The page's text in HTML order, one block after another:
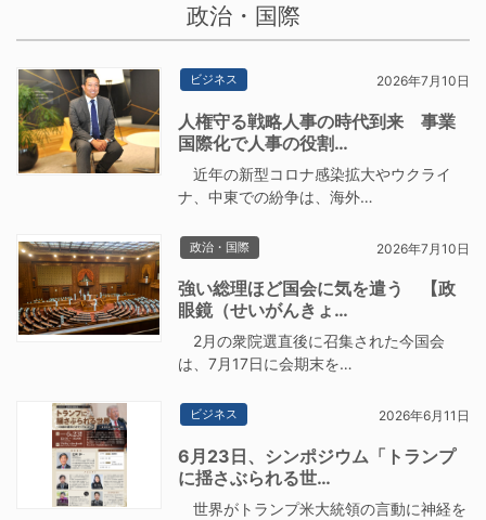
政治・国際
ビジネス 2026年7月10日
人権守る戦略人事の時代到来 事業
国際化で人事の役割…
近年の新型コロナ感染拡大やウクライ
ナ、中東での紛争は、海外…
政治・国際 2026年7月10日
強い総理ほど国会に気を遣う 【政
眼鏡（せいがんきょ…
2月の衆院選直後に召集された今国会
は、7月17日に会期末を…
ビジネス 2026年6月11日
6月23日、シンポジウム「トランプ
に揺さぶられる世…
世界がトランプ米大統領の言動に神経を